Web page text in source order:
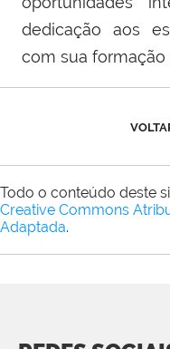
dedicação aos
com sua formação
Todo o conteúdo deste
Creative Commons
Adaptada.